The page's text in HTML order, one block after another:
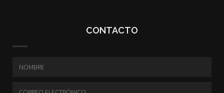
CONTACTO